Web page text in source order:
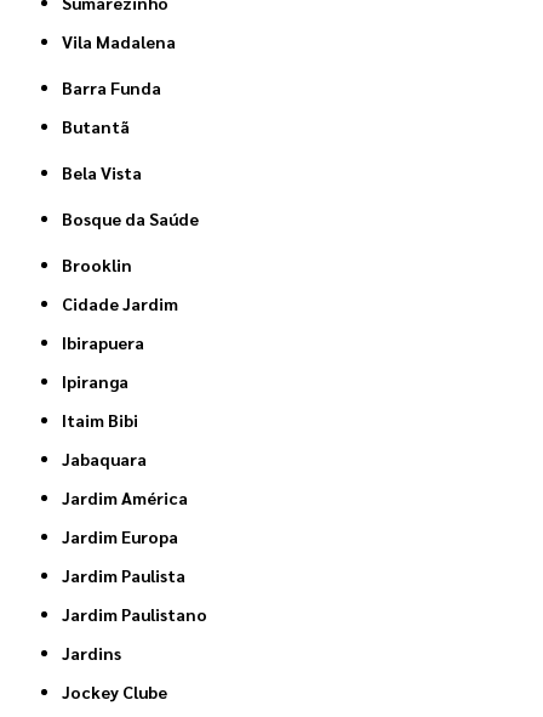
Vila Madalena
Barra Funda
Butantã
Bela Vista
Bosque da Saúde
Brooklin
Cidade Jardim
Ibirapuera
Ipiranga
Itaim Bibi
Jabaquara
Jardim América
Jardim Europa
Jardim Paulista
Jardim Paulistano
Jardins
Jockey Clube